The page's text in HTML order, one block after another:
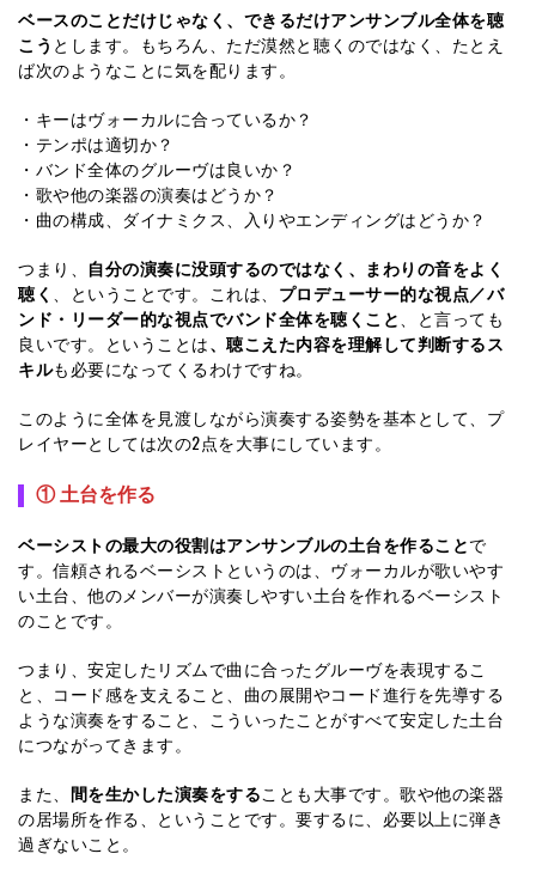
ベースのことだけじゃなく、できるだけアンサンブル全体を聴
こう とします。もちろん、ただ漠然と聴くのではなく、たとえ
ば次のようなことに気を配ります。
・キーはヴォーカルに合っているか？
・テンポは適切か？
・バンド全体のグルーヴは良いか？
・歌や他の楽器の演奏はどうか？
・曲の構成、ダイナミクス、入りやエンディングはどうか？
つまり、 自分の演奏に没頭するのではなく、まわりの音をよく
聴く
、ということです。これは、 プロデューサー的な視点／バ
ンド・リーダー的な視点でバンド全体を聴くこと 、と言っても
良いです。ということは、聴こえた内容を理解して判断するス
キルも必要になってくるわけですね。
このように全体を見渡しながら演奏する姿勢を基本として、プ
レイヤーとしては次の2点を大事にしています。
① 土台を作る
ベーシストの最大の役割はアンサンブルの土台を作ることで
す。信頼されるベーシストというのは、ヴォーカルが歌いやす
い土台、他のメンバーが演奏しやすい土台を作れるベーシスト
のことです。
つまり、安定したリズムで曲に合ったグルーヴを表現するこ
と、コード感を支えること、曲の展開やコード進行を先導する
ような演奏をすること、こういったことがすべて安定した土台
につながってきます。
また、 間を生かした演奏をすることも大事です。歌や他の楽器
の居場所を作る、ということです。要するに、必要以上に弾き
過ぎないこと。